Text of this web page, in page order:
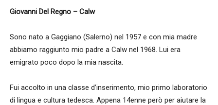
Giovanni Del Regno – Calw
Sono nato a Gaggiano (Salerno) nel 1957 e con mia madre
abbiamo raggiunto mio padre a Calw nel 1968. Lui era
emigrato poco dopo la mia nascita.
Fui accolto in una classe d’inserimento, mio primo laboratorio
di lingua e cultura tedesca. Appena 14enne però per aiutare la